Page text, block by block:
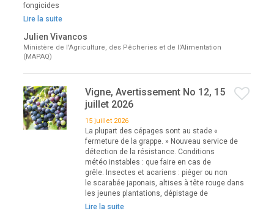
fongicides
Lire la suite
Julien Vivancos
Ministère de l'Agriculture, des Pêcheries et de l'Alimentation
(MAPAQ)
Vigne, Avertissement No 12, 15
juillet 2026
15 juillet 2026
La plupart des cépages sont au stade «
fermeture de la grappe. » Nouveau service de
détection de la résistance. Conditions
météo instables : que faire en cas de
grêle. Insectes et acariens : piéger ou non
le scarabée japonais, altises à tête rouge dans
les jeunes plantations, dépistage de
Lire la suite